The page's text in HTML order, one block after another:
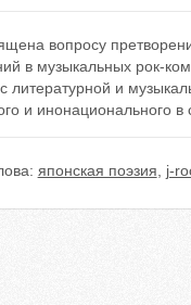
вопросу
в музыкальных рок-
литературной и
и инонационального
японская поэзия j-